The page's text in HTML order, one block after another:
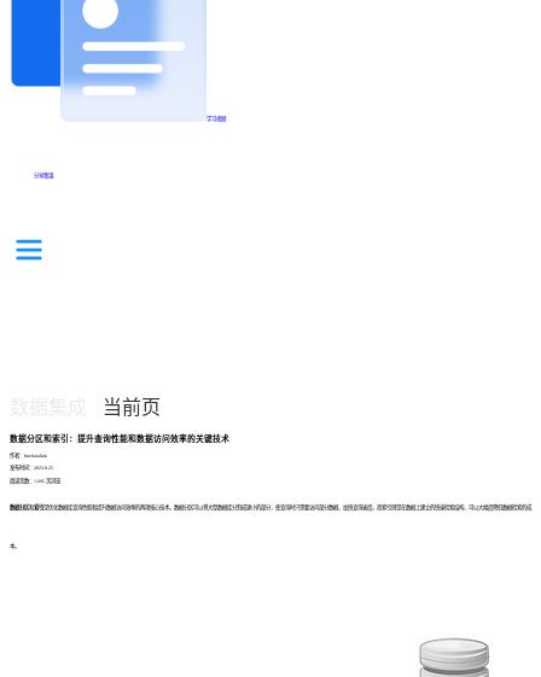
学习视频
分享集锦
当前页
数据分区和索引：提升查询性能和数据访问效率的关键技术
作者：finedatalink
发布时间：2023.8.25
阅读次数：1,695 次浏览
数据分区和 索引 是优化数据库查询性能和提升数据访问效率的两项核心技术。数据分区可以将大型数据库分割成更小的部分，使查询时只需要访问部分数据，加快查询速度。而索引则是在数据上建立的快速检索结构，可以大幅度降低数据检索的成
本。